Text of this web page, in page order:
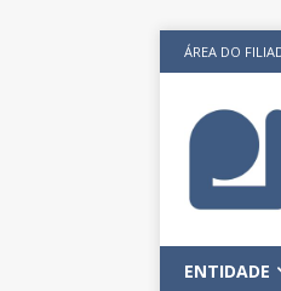
ÁREA DO
ENTIDADE